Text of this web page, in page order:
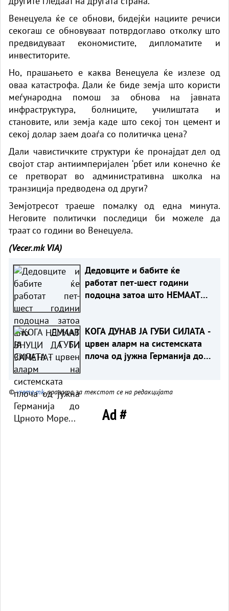
Венецуела ќе се обнови, бидејќи нациите речиси
секогаш се обновуваат потврдоглаво отколку што
предвидуваат економистите, дипломатите и
инвеститорите.
Но, прашањето е каква Венецуела ќе излезе од
оваа катастрофа. Дали ќе биде земја што користи
меѓународна помош за обнова на јавната
инфраструктура, болниците, училиштата и
становите, или земја каде што секој тон цемент и
секој долар заем доаѓа со политичка цена?
Дали чавистичките структури ќе пронајдат дел од
својот стар антиимперијален ‘рбет или конечно ќе
се претворат во административна школка на
транзиција предводена од други?
Земјотресот траеше помалку од една минута.
Неговите политички последици би можеле да
траат со години во Венецуела.
(Vecer.mkVIA)
Дедовците и бабите ќе
работат пет-шест години
подоцна затоа што НЕМААТ
КОГА ДУНАВ ЈА ГУБИ СИЛАТА -
црвен аларм на системската
плоча од јужна Германија до
©vreme.mk, правата за текстот се на редакцијата
Ad #